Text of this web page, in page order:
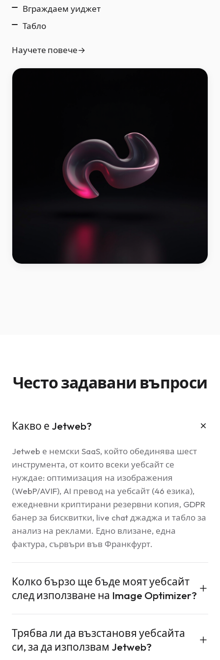
Вграждаем уиджет
Табло
Научете повече
Често задавани въпроси
Какво е Jetweb?
Jetweb е немски SaaS, който обединява шест
инструмента, от които всеки уебсайт се
нуждае: оптимизация на изображения
(WebP/AVIF), AI превод на уебсайт (46 езика),
ежедневни криптирани резервни копия, GDPR
банер за бисквитки, live chat джаджа и табло за
анализ на реклами. Едно влизане, една
фактура, сървъри във Франкфурт.
Колко бързо ще бъде моят уебсайт
след използване на Image Optimizer?
изображенията си с 50–85% след преминаване
към WebP и AVIF. Това директно подобрява
Трябва ли да възстановя уебсайта
си, за да използвам Jetweb?